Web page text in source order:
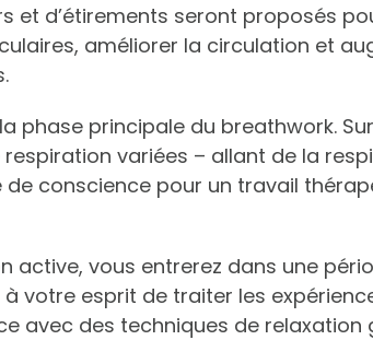
et d’étirements seront proposés
améliorer la circulation et
phase principale du breathwork.
variées – allant de la
conscience pour un travail
active, vous entrerez dans une
votre esprit de traiter les
avec des techniques de relaxation